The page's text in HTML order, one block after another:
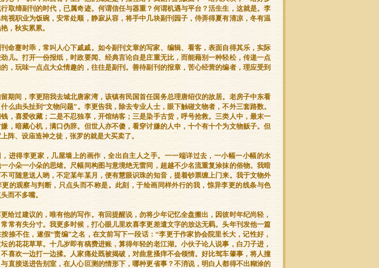
取缔副刊的时代，已属奇迹。何谓信任与器重？何谓机遇与平台？活生生，这就是。李
视职业为饭碗，安常处顺，静寂从容，将手中几块副刊园子，侍弄得夏有清凉，冬有温
，秋实累累。
命蹇时乖，常叫人心下戚戚。如今副刊文章的写家、编辑、看客，表面自得其乐，实际
儿。打开一份报纸，时政要闻、经典言论自是庄重无比，而能藉别一种轻松，传递一点
，玩味一点点大众情趣的，往往是副刊。善待副刊的报章，苦心经营的编者，理应受到
期间，李更陪我去城北唐家湾，该镇有民国首任国务总理唐绍仪的故居。老房子中东看
么由头扯到“文物问题”。李更告我，除去专业人士，眼下触碰文物者，不外三套路数。
，喜爱收藏；二是不忍独享，开馆纳客；三是染手古货，呼号抢救。三类人中，最末一
，暗藏心机，满口伪辞。但世人亦不傻，看穿讨嫌的人中，十个有十个为文物贩子。但
阵、设庙造神之徒，张罗的就是大买卖了。
，进得李更家，几屋墙上的画作，全出自主人之手。一一端详过去，一小幅一小幅的水
小朵一小朵的思绪。尺幅间构图与意境绝无雷同，超越不少名流重复涂抹的俗物。我暗
不可随意送人哟，不定某年某月，便有慧眼识珠的知音，提着钞票缠上门来。我于文物外
更的观察与判断，只点头而不称是。此刻，于绘画同样外行的我，惊异李更的线条与色
而不多嘴。
给过建议的，唯有他的写作。有回提醒说，勿将少年记忆全盘搬出，因彼时年纪尚轻，
常有失分寸。我更多时候，打心眼儿里欢喜李更差遣文字的放达无羁。头年刊发他一篇
捺不住，遂假“责编”之名，在文前写下一段话：“李更于作家协会院里长大，记性好，
的花花草草。十几岁即有稿费进账，算得年轻的老江湖。小伙子论人说事，白刀子进，
喜欢一边打一边揉。人家痛处既被揭破，对曲意搔痒不会领情。好比驾车肇事，将人撞
直接送进告别室，在人心叵测的情形下，哪种更省事？不消说，明白人都得不出糊涂的